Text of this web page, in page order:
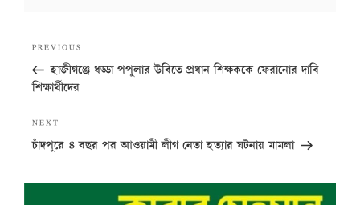
navigation
Previous
Post
PREVIOUS
হাজীগঞ্জে ধড্ডা পপুলার উবিতে প্রধান শিক্ষককে ফেরানোর দাবি
শিক্ষার্থীদের
Next
Post
NEXT
চাঁদপুরে ৪ বছর পর আওয়ামী লীগ নেতা হত্যার ঘটনায় মামলা